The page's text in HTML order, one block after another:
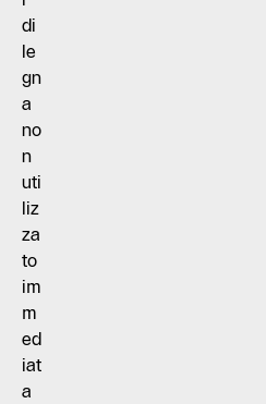
di
le
gn
a
no
n
uti
liz
za
to
im
m
ed
iat
a